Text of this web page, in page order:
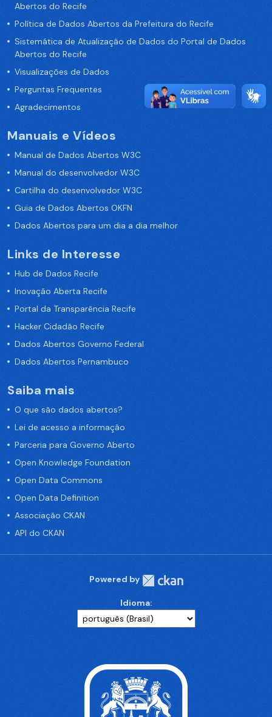
Abertos do Recife
Política de Dados Abertos da Prefeitura do Recife
Sistemática de Atualização de Dados do Portal de Dados
Abertos do Recife
Visualizações de Dados
Perguntas Frequentes
Agradecimentos
Manuais e Vídeos
Manual de Dados Abertos W3C
Manual do desenvolvedor W3C
Cartilha do desenvolvedor W3C
Guia de Dados Abertos OKFN
Dados Abertos para um dia a dia melhor
Links de Interesse
Hub de Dados Recife
Inovação Aberta Recife
Portal da Transparência Recife
Hacker Cidadão Recife
Dados Abertos Governo Federal
Dados Abertos Pernambuco
Saiba mais
O que são dados abertos?
Lei de acesso a informação
Parceria para Governo Aberto
Open Knowledge Foundation
Open Data Commons
Open Data Definition
Associação CKAN
API do CKAN
Powered by
Idioma